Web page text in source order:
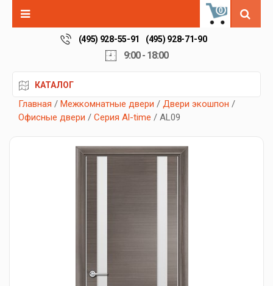
0
(495) 928-55-91 (495) 928-71-90
9:00 - 18:00
КАТАЛОГ
Главная / Межкомнатные двери / Двери экошпон /
Офисные двери / Серия Al-time / AL09